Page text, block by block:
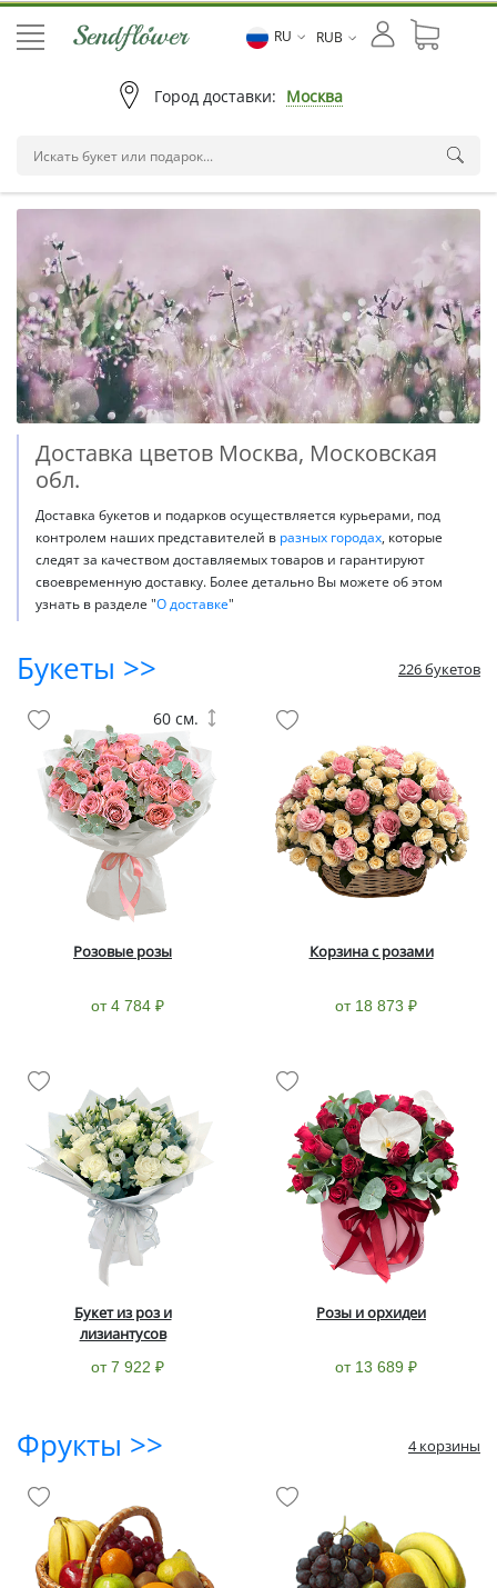
RU RUB
Город доставки: Москва
Доставка цветов Москва, Московская
обл.
Доставка букетов и подарков осуществляется курьерами, под
контролем наших представителей в разных городах, которые
следят за качеством доставляемых товаров и гарантируют
своевременную доставку. Более детально Вы можете об этом
узнать в разделе "О доставке"
Букеты >> 226 букетов
Розовые розы
от 4 784 ₽
60 см.
Корзина с розами
от 18 873 ₽
Букет из роз и
лизиантусов
от 7 922 ₽
Розы и орхидеи
от 13 689 ₽
Фрукты >> 4 корзины